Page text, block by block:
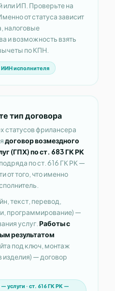
или ИП. Проверьте на
от статуса зависит
налоговые
и возможность взять
по КПН.
исполнителя
тип договора
статусов фрилансера
договор возмездного
(ГПХ) по ст. 683 ГК РК
по ст. 616 ГК РК —
от того, что именно
текст, перевод,
программирование) —
услуг. Работы с
результатом
под ключ, монтаж
изделия) — договор
услуги · ст. 616 ГК РК —